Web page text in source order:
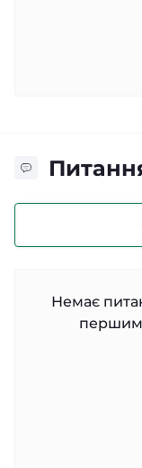
Немає
першим